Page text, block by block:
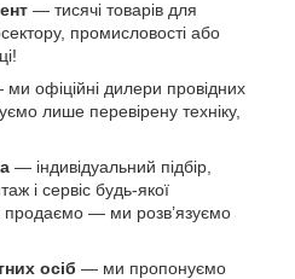
— тисячі товарів для
промисловості або
офіційні дилери провідних
лише перевірену техніку,
— індивідуальний підбір,
і сервіс будь-якої
продаємо — ми розв’язуємо
осіб — ми пропонуємо